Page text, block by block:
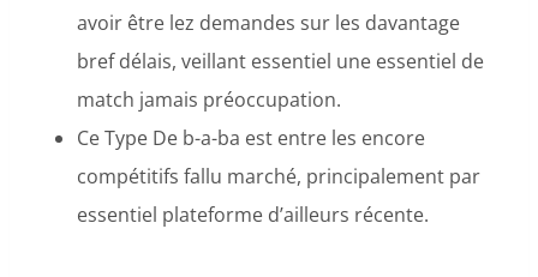
avoir être lez demandes sur les davantage
bref délais, veillant essentiel une essentiel de
match jamais préoccupation.
Ce Type De b-a-ba est entre les encore
compétitifs fallu marché, principalement par
essentiel plateforme d’ailleurs récente.